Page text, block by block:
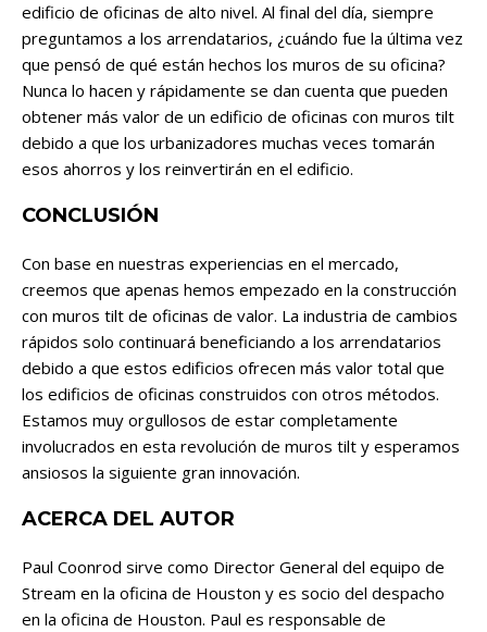
edificio de oficinas de alto nivel. Al final del día, siempre
preguntamos a los arrendatarios, ¿cuándo fue la última vez
que pensó de qué están hechos los muros de su oficina?
Nunca lo hacen y rápidamente se dan cuenta que pueden
obtener más valor de un edificio de oficinas con muros tilt
debido a que los urbanizadores muchas veces tomarán
esos ahorros y los reinvertirán en el edificio.
CONCLUSIÓN
Con base en nuestras experiencias en el mercado,
creemos que apenas hemos empezado en la construcción
con muros tilt de oficinas de valor. La industria de cambios
rápidos solo continuará beneficiando a los arrendatarios
debido a que estos edificios ofrecen más valor total que
los edificios de oficinas construidos con otros métodos.
Estamos muy orgullosos de estar completamente
involucrados en esta revolución de muros tilt y esperamos
ansiosos la siguiente gran innovación.
ACERCA DEL AUTOR
Paul Coonrod sirve como Director General del equipo de
Stream en la oficina de Houston y es socio del despacho
en la oficina de Houston. Paul es responsable de